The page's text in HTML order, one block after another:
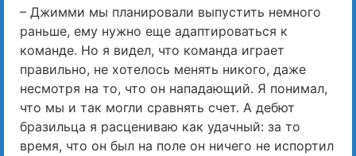
– Джимми мы планировали выпустить немного
раньше, ему нужно еще адаптироваться к
команде. Но я видел, что команда играет
правильно, не хотелось менять никого, даже
несмотря на то, что он нападающий. Я понимал,
что мы и так могли сравнять счет. А дебют
бразильца я расцениваю как удачный: за то
время, что он был на поле он ничего не испортил